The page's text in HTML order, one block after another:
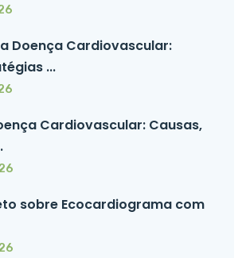
Doença Cardiovascular:
...
Cardiovascular: Causas,
sobre Ecocardiograma com